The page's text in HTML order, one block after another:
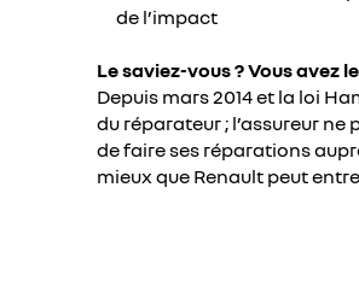
de l’impact
Le saviez-vous ? Vous avez
Depuis mars 2014 et la loi
du réparateur ; l’assureur
de faire ses réparations
mieux que Renault peut